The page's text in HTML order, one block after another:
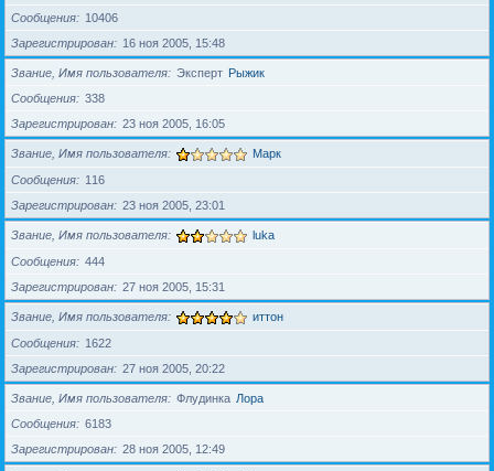
Сообщения
10406
Зарегистрирован
16 ноя 2005, 15:48
Звание, Имя пользователя Эксперт Рыжик
Сообщения
338
Зарегистрирован
23 ноя 2005, 16:05
Звание, Имя пользователя Марк
Сообщения
116
Зарегистрирован
23 ноя 2005, 23:01
Звание, Имя пользователя luka
Сообщения
444
Зарегистрирован
27 ноя 2005, 15:31
Звание, Имя пользователя иттон
Сообщения
1622
Зарегистрирован
27 ноя 2005, 20:22
Звание, Имя пользователя Флудинка Лора
Сообщения
6183
Зарегистрирован
28 ноя 2005, 12:49